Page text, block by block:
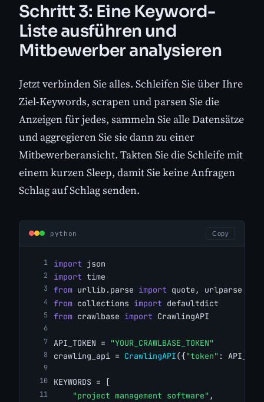
Schritt 3: Eine Keyword-
Liste ausführen und
Mitbewerber analysieren
Jetzt verbinden Sie alles. Schleifen Sie über Ihre
Ziel-Keywords, scrapen und parsen Sie die
Anzeigen für jedes, sammeln Sie alle Datensätze
und aggregieren Sie sie dann zu einer
Mitbewerberansicht. Takten Sie die Schleife mit
einem kurzen Sleep, damit Sie keine Anfragen
Schlag auf Schlag senden.
python Copy
import json
import time
from urllib.parse import quote, urlparse
from collections import defaultdict
from crawlbase import CrawlingAPI
API_TOKEN =
"YOUR_CRAWLBASE_TOKEN"
crawling_api = CrawlingAPI({"token" :
KEYWORDS = [
"project management software" ,